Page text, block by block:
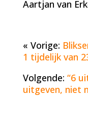
Aartjan van
« Vorige:
1 tijdelijk van
Volgende: “6
uitgeven, niet